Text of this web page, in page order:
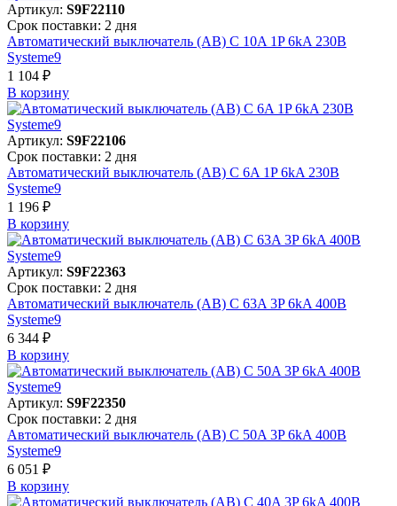
Артикул: S9F22110
Срок поставки: 2 дня
Автоматический выключатель (АВ) C 10A 1P 6kA 230В
Systeme9
1 104 ₽
В корзинy
Артикул: S9F22106
Срок поставки: 2 дня
Автоматический выключатель (АВ) C 6A 1P 6kA 230В
Systeme9
1 196 ₽
В корзинy
Артикул: S9F22363
Срок поставки: 2 дня
Автоматический выключатель (АВ) C 63A 3P 6kA 400В
Systeme9
6 344 ₽
В корзинy
Артикул: S9F22350
Срок поставки: 2 дня
Автоматический выключатель (АВ) C 50A 3P 6kA 400В
Systeme9
6 051 ₽
В корзинy